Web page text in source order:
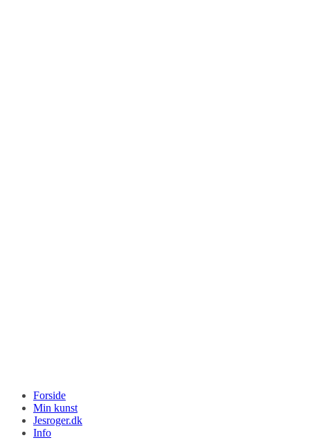
Forside
Min kunst
Jesroger.dk
Info